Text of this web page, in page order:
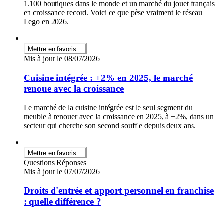
1.100 boutiques dans le monde et un marché du jouet français
en croissance record. Voici ce que pèse vraiment le réseau
Lego en 2026.
Mettre en favoris
Mis à jour le 08/07/2026
Cuisine intégrée : +2% en 2025, le marché
renoue avec la croissance
Le marché de la cuisine intégrée est le seul segment du
meuble à renouer avec la croissance en 2025, à +2%, dans un
secteur qui cherche son second souffle depuis deux ans.
Mettre en favoris
Questions Réponses
Mis à jour le 07/07/2026
Droits d'entrée et apport personnel en franchise
: quelle différence ?